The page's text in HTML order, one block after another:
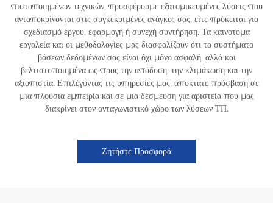
πιστοποιημένων τεχνικών, προσφέρουμε εξατομικευμένες λύσεις που
ανταποκρίνονται στις συγκεκριμένες ανάγκες σας, είτε πρόκειται για
σχεδιασμό έργου, εφαρμογή ή συνεχή συντήρηση. Τα καινοτόμα
εργαλεία και οι μεθοδολογίες μας διασφαλίζουν ότι τα συστήματα
βάσεων δεδομένων σας είναι όχι μόνο ασφαλή, αλλά και
βελτιστοποιημένα ως προς την απόδοση, την κλιμάκωση και την
αξιοπιστία. Επιλέγοντας τις υπηρεσίες μας, αποκτάτε πρόσβαση σε
μια πλούσια εμπειρία και σε μια δέσμευση για αριστεία που μας
διακρίνει στον ανταγωνιστικό χώρο των λύσεων ΤΠ.
Ζητήστε Προσφορά